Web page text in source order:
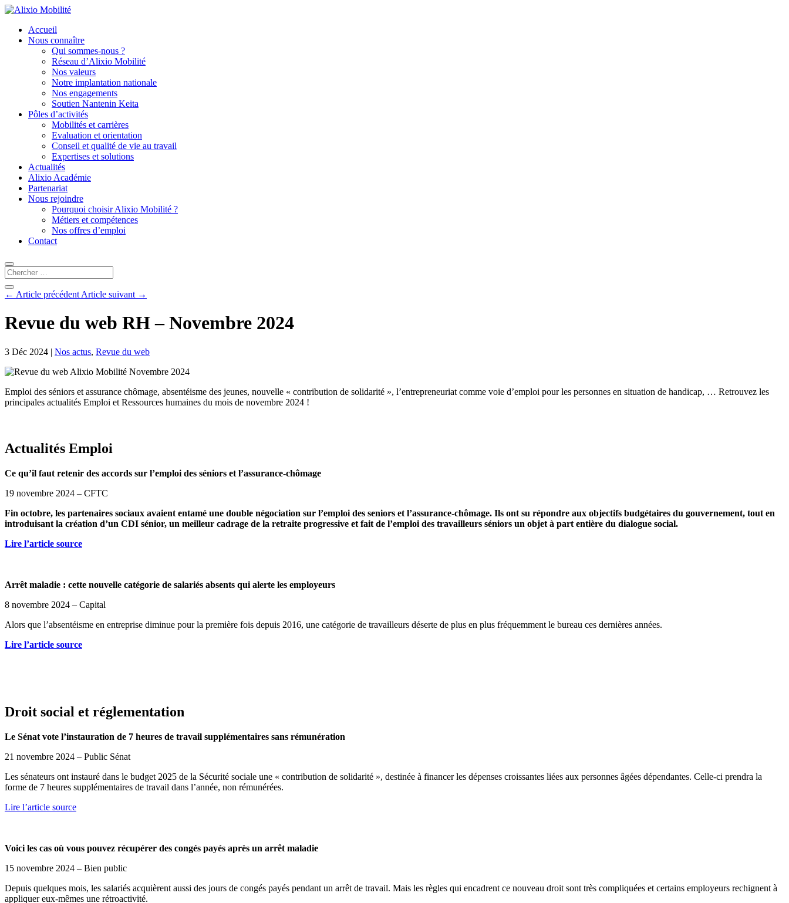
Accueil
Nous connaître
Qui sommes-nous ?
Réseau d’Alixio Mobilité
Nos valeurs
Notre implantation nationale
Nos engagements
Soutien Nantenin Keita
Pôles d’activités
Mobilités et carrières
Evaluation et orientation
Conseil et qualité de vie au travail
Expertises et solutions
Actualités
Alixio Académie
Partenariat
Nous rejoindre
Pourquoi choisir Alixio Mobilité ?
Métiers et compétences
Nos offres d’emploi
Contact
← Article précédent Article suivant →
Revue du web RH – Novembre 2024
3 Déc 2024 | Nos actus, Revue du web
Emploi des séniors et assurance chômage, absentéisme des jeunes, nouvelle « contribution de solidarité », l’entrepreneuriat comme voie d’emploi pour les personnes en situation de handicap, … Retrouvez les
principales actualités Emploi et Ressources humaines du mois de novembre 2024 !
Actualités Emploi
Ce qu’il faut retenir des accords sur l’emploi des séniors et l’assurance-chômage
19 novembre 2024 – CFTC
Fin octobre, les partenaires sociaux avaient entamé une double négociation sur l’emploi des seniors et l’assurance-chômage. Ils ont su répondre aux objectifs budgétaires du gouvernement, tout en
introduisant la création d’un CDI sénior, un meilleur cadrage de la retraite progressive et fait de l’emploi des travailleurs séniors un objet à part entière du dialogue social.
Lire l’article source
Arrêt maladie : cette nouvelle catégorie de salariés absents qui alerte les employeurs
8 novembre 2024 – Capital
Alors que l’absentéisme en entreprise diminue pour la première fois depuis 2016, une catégorie de travailleurs déserte de plus en plus fréquemment le bureau ces dernières années.
Lire l’article source
Droit social et réglementation
Le Sénat vote l’instauration de 7 heures de travail supplémentaires sans rémunération
21 novembre 2024 – Public Sénat
Les sénateurs ont instauré dans le budget 2025 de la Sécurité sociale une « contribution de solidarité », destinée à financer les dépenses croissantes liées aux personnes âgées dépendantes. Celle-ci prendra la
forme de 7 heures supplémentaires de travail dans l’année, non rémunérées.
Lire l’article source
Voici les cas où vous pouvez récupérer des congés payés après un arrêt maladie
15 novembre 2024 – Bien public
Depuis quelques mois, les salariés acquièrent aussi des jours de congés payés pendant un arrêt de travail. Mais les règles qui encadrent ce nouveau droit sont très compliquées et certains employeurs rechignent à
appliquer eux-mêmes une rétroactivité.